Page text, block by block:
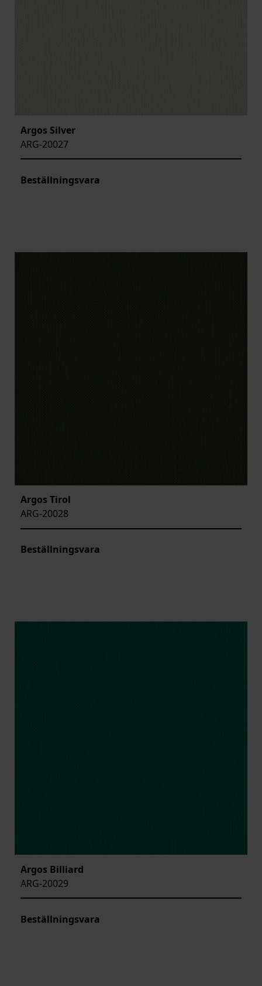
Argos Silver
ARG-20027
Beställningsvara
Argos Tirol
ARG-20028
Beställningsvara
Argos Billiard
ARG-20029
Beställningsvara